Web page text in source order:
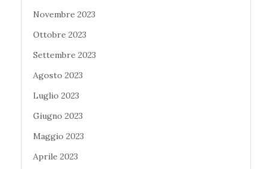
Novembre 2023
Ottobre 2023
Settembre 2023
Agosto 2023
Luglio 2023
Giugno 2023
Maggio 2023
Aprile 2023